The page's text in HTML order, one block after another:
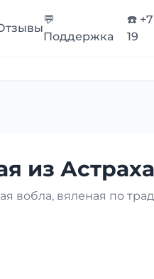
💬
Поддержка
☎️
19
из
вобла, вяленая по